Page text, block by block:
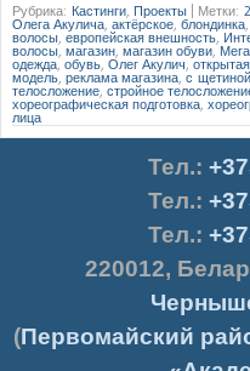
Рубрика: Кастинги Проекты Метки:
Олега Акулича актёрское блондинка
волосы европейская внешность,
волосы, магазин магазин обуви ,
одежда, обувь Олег Акулич ,
модель реклама магазина с
телосложение стройное
хореографическая подготовка
лица
Тел.:
Тел.:
Тел.:
220012,
(Первомайский